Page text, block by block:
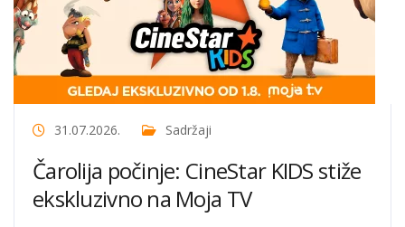
31.07.2026. Sadržaji
Čarolija počinje: CineStar KIDS stiže
ekskluzivno na Moja TV